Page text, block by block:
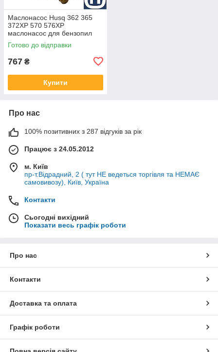
Маслонасос Husq 362 365
372XP 570 576XP
маслонасос для бензопил
Хуск 365 5035213-03
5372078-05 5034267-01
Готово до відправки
767 ₴
Купити
Про нас
100% позитивних з 287 відгуків за рік
Працює з 24.05.2012
м. Київ
пр-т.Відрадний, 2 ( тут НЕ ведеться торгівля та НЕМАЄ
самовивозу), Київ, Україна
Контакти
Сьогодні вихідний
Показати весь графік роботи
Про нас
Контакти
Доставка та оплата
Графік роботи